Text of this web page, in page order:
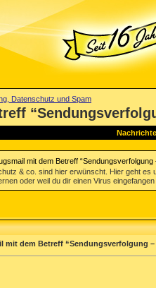
Datenschutz und Spam
mit dem Betreff “Sendungsverfolgung
& co. sind hier erwünscht. Hier geht
oder weil du dir einen Virus
mit dem Betreff “Sendungsverfolgung –